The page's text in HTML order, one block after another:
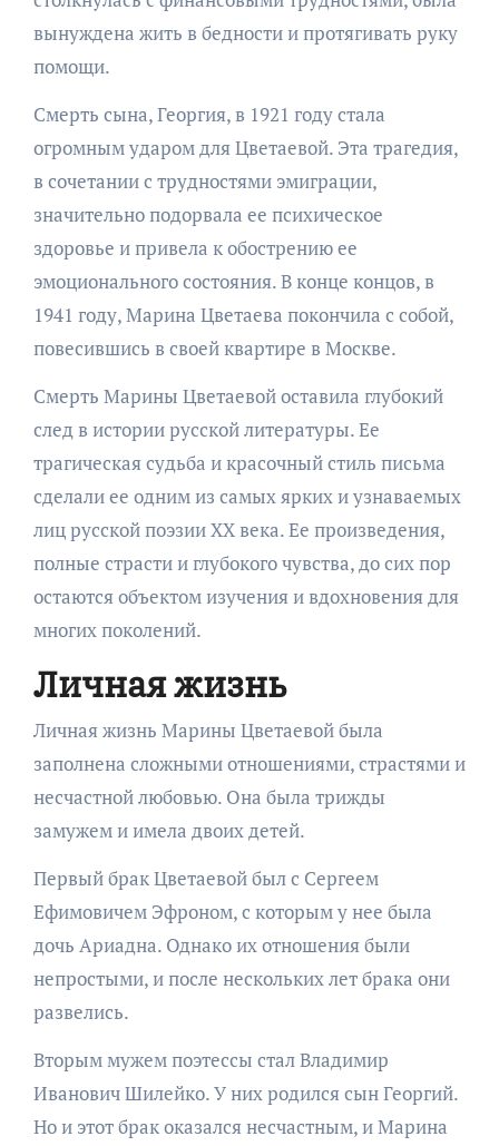
вынуждена жить в бедности и протягивать руку
помощи.
Смерть сына, Георгия, в 1921 году стала
огромным ударом для Цветаевой. Эта трагедия,
в сочетании с трудностями эмиграции,
значительно подорвала ее психическое
здоровье и привела к обострению ее
эмоционального состояния. В конце концов, в
1941 году, Марина Цветаева покончила с собой,
повесившись в своей квартире в Москве.
Смерть Марины Цветаевой оставила глубокий
след в истории русской литературы. Ее
трагическая судьба и красочный стиль письма
сделали ее одним из самых ярких и узнаваемых
лиц русской поэзии XX века. Ее произведения,
полные страсти и глубокого чувства, до сих пор
остаются объектом изучения и вдохновения для
многих поколений.
Личная жизнь
Личная жизнь Марины Цветаевой была
заполнена сложными отношениями, страстями и
несчастной любовью. Она была трижды
замужем и имела двоих детей.
Первый брак Цветаевой был с Сергеем
Ефимовичем Эфроном, с которым у нее была
дочь Ариадна. Однако их отношения были
непростыми, и после нескольких лет брака они
развелись.
Вторым мужем поэтессы стал Владимир
Иванович Шилейко. У них родился сын Георгий.
Но и этот брак оказался несчастным, и Марина